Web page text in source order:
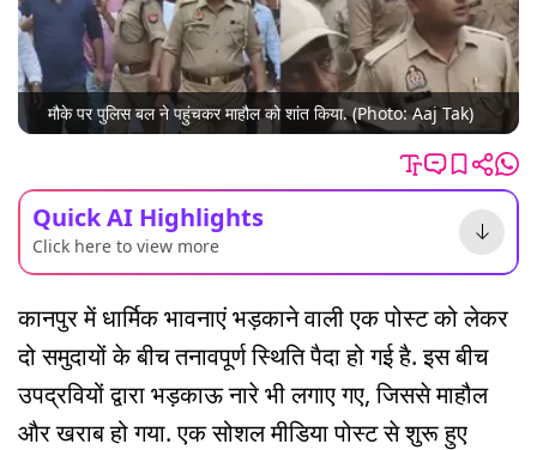
मौके पर पुलिस बल ने पहुंचकर माहौल को शांत किया. (Photo: Aaj Tak)
Quick AI Highlights
Click here to view more
कानपुर में धार्मिक भावनाएं भड़काने वाली एक पोस्ट को लेकर
दो समुदायों के बीच तनावपूर्ण स्थिति पैदा हो गई है. इस बीच
उपद्रवियों द्वारा भड़काऊ नारे भी लगाए गए, जिससे माहौल
और खराब हो गया. एक सोशल मीडिया पोस्ट से शुरू हुए